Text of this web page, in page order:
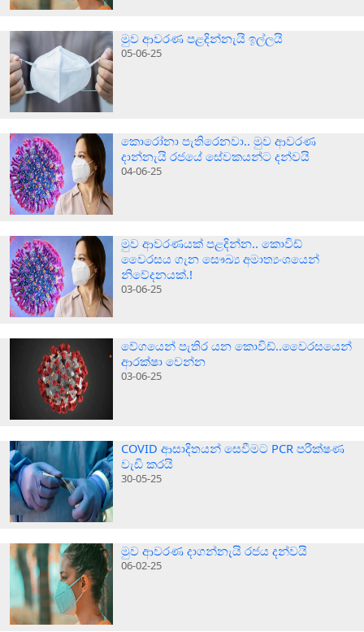
මුව ආවරණ පළදින්නැයි ඉල්ලයි
05-06-25
කොරෝනා පැතිරෙනවා.. මුව ආවරණ
දාන්නැයි රජයේ සේවකයන්ට දන්වයි
04-06-25
මුව ආවරණයක් පළදින්න.. කොවිඩ්
වෛරසය ගැන සෞඛ්‍ය අමාත්‍යංශයෙන්
නිවේදනයක්.!
03-06-25
වේගයෙන් පැතිර යන කොවිඩ්..වෛරසයෙන්
ආරක්ෂා වෙන්න
03-06-25
COVID ආසාදිතයන් සෙවීමට PCR පරීක්ෂණ
වැඩි කරයි
30-05-25
මුව ආවරණ දාගන්නැයි රජය දන්වයි
06-02-25